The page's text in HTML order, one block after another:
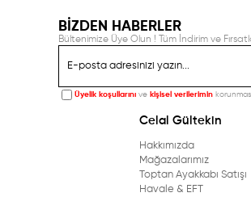
BİZDEN HABERLER
Bültenimize Üye Olun ! Tüm İndirim ve
Üyelik koşullarını ve kişisel verilerimin
Celal Gültekin
Hakkımızda
Mağazalarımız
Toptan Ayakkabı Satışı
Havale & EFT